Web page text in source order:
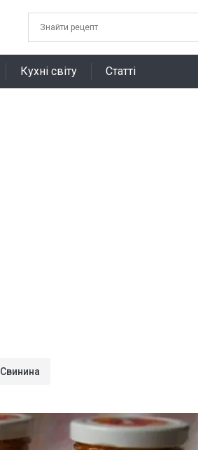
Кухні світу Статті
Свинина